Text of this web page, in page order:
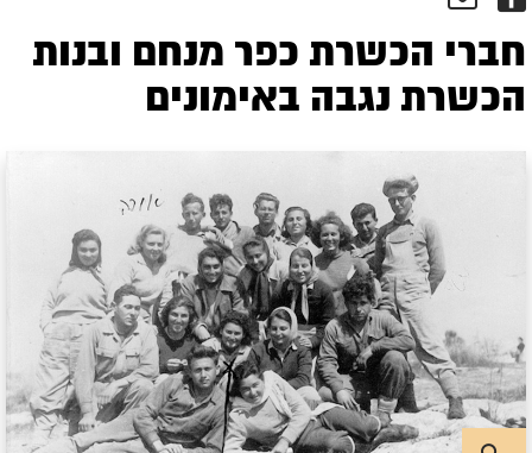
חברי הכשרת כפר מנחם ובנות
הכשרת נגבה באימונים